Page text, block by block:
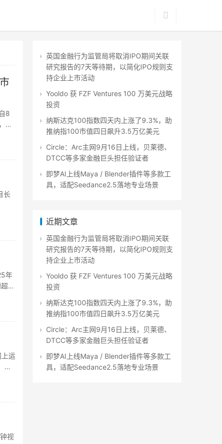
8
此
长
年
大
运
视
英国金融行为监管局将取消IPO期间关联
研究报告的7天等待期，以简化IPO规则支
持企业上市活动
Yooldo 获 FZF Ventures 100 万美元战略
投资
纳斯达克100指数四天内上涨了9.3%，助
推纳指100市值四日飙升3.5万亿美元
Circle：Arc主网9月16日上线，贝莱德、
DTCC等多家金融巨头担任验证者
即梦AI上线Maya / Blender插件等多款工
具，适配Seedance2.5落地专业场景
近期文章
英国金融行为监管局将取消IPO期间关联
研究报告的7天等待期，以简化IPO规则支
持企业上市活动
Yooldo 获 FZF Ventures 100 万美元战略
投资
纳斯达克100指数四天内上涨了9.3%，助
推纳指100市值四日飙升3.5万亿美元
Circle：Arc主网9月16日上线，贝莱德、
DTCC等多家金融巨头担任验证者
即梦AI上线Maya / Blender插件等多款工
具，适配Seedance2.5落地专业场景